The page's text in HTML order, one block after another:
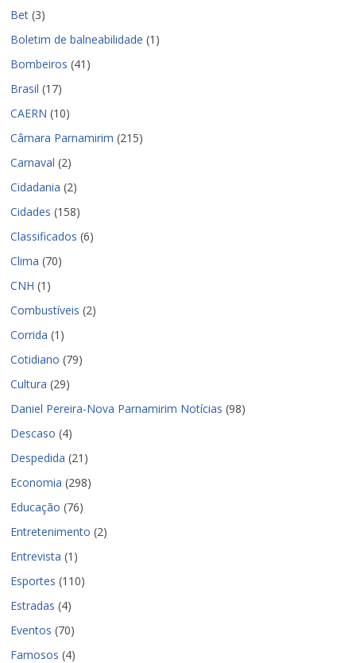
Bet (3)
Boletim de balneabilidade (1)
Bombeiros (41)
Brasil (17)
CAERN (10)
Câmara Parnamirim (215)
Carnaval (2)
Cidadania (2)
Cidades (158)
Classificados (6)
Clima (70)
CNH (1)
Combustíveis (2)
Corrida (1)
Cotidiano (79)
Cultura (29)
Daniel Pereira-Nova Parnamirim Notícias (98)
Descaso (4)
Despedida (21)
Economia (298)
Educação (76)
Entretenimento (2)
Entrevista (1)
Esportes (110)
Estradas (4)
Eventos (70)
Famosos (4)